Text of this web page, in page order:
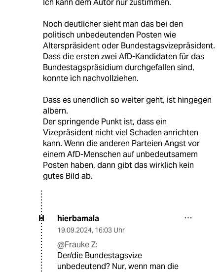
Ich kann dem Autor nur zustimmen.
Noch deutlicher sieht man das bei den
politisch unbedeutenden Posten wie
Alterspräsident oder Bundestagsvizepräsident.
Dass die ersten zwei AfD-Kandidaten für das
Bundestagspräsidium durchgefallen sind,
konnte ich nachvollziehen.
Dass es unendlich so weiter geht, ist hingegen
albern.
Der springende Punkt ist, dass ein
Vizepräsident nicht viel Schaden anrichten
kann. Wenn die anderen Parteien Angst vor
einem AfD-Menschen auf unbedeutsamem
Posten haben, dann gibt das wirklich kein
gutes Bild ab.
H hierbamala
19.09.2024, 16:03 Uhr
@Frauke Z:
Der/die Bundestagsvize
unbedeutend? Nur, wenn man die